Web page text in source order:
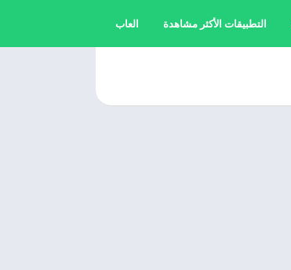
التطبيقات الأكثر مشاهدة العاب